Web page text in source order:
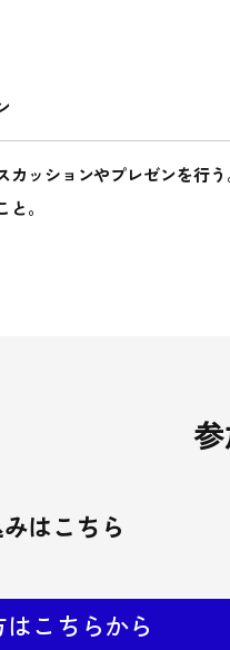
ッションやプレゼンを行う
。
はこちら
こちらから